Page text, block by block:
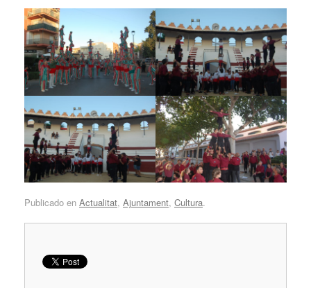
Publicado en Actualitat, Ajuntament, Cultura.